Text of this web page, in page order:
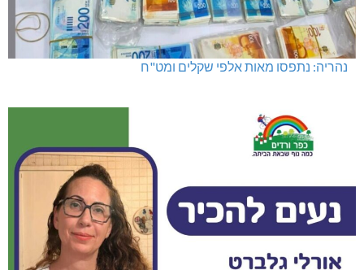
נהריה: נתפסו מאות אלפי שקלים ומט"ח